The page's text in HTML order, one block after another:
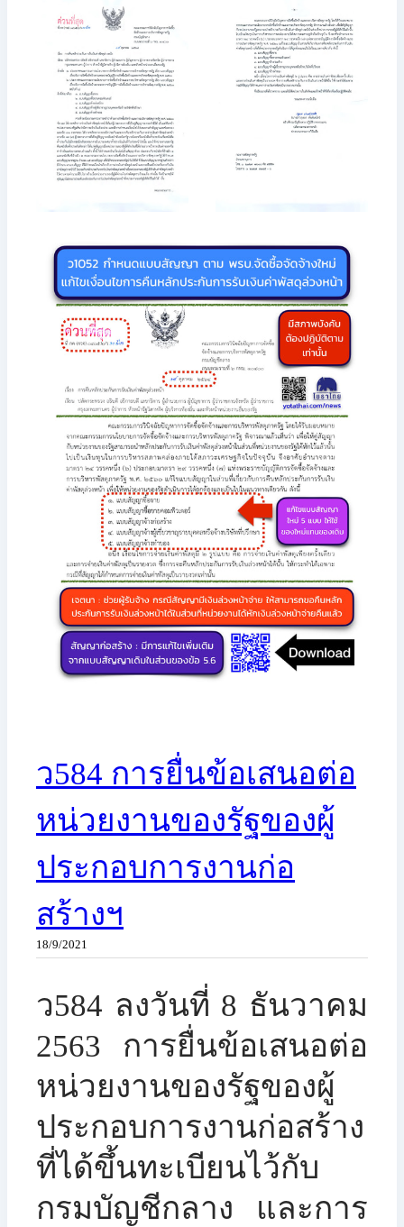
ว584 การยื่นข้อเสนอต่อ
หน่วยงานของรัฐของผู้
ประกอบการงานก่อ
สร้างฯ
18/9/2021
ว584 ลงวันที่ 8 ธันวาคม
2563 การยื่นข้อเสนอต่อ
หน่วยงานของรัฐของผู้
ประกอบการงานก่อสร้าง
ที่ได้ขึ้นทะเบียนไว้กับ
กรมบัญชีกลาง และการ